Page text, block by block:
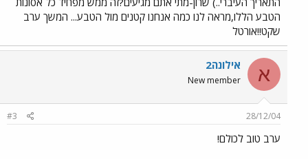
הטבע הללו,מראה לנו כמה אנחנו קטנים מול הטבע... המשך ערב
שקט!!אורטל
א אילונה2
New member
28/12/04
#3
ערב טוב לכולם!